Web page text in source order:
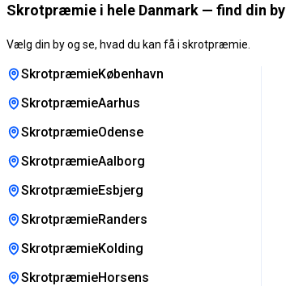
Skrotpræmie i hele Danmark — find din by
Vælg din by og se, hvad du kan få i skrotpræmie.
SkrotpræmieKøbenhavn
SkrotpræmieAarhus
SkrotpræmieOdense
SkrotpræmieAalborg
SkrotpræmieEsbjerg
SkrotpræmieRanders
SkrotpræmieKolding
SkrotpræmieHorsens